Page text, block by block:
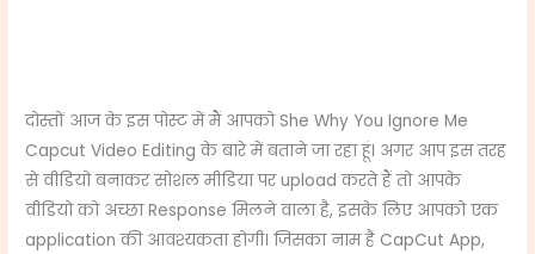
दोस्तों आज के इस पोस्ट में मैं आपको She Why You Ignore Me
Capcut Video Editing के बारे में बताने जा रहा हूं। अगर आप इस तरह
से वीडियो बनाकर सोशल मीडिया पर upload करते हैं तो आपके
वीडियो को अच्छा Response मिलने वाला है, इसके लिए आपको एक
application की आवश्यकता होगी। जिसका नाम है CapCut App,